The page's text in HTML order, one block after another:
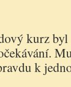
kurz
k